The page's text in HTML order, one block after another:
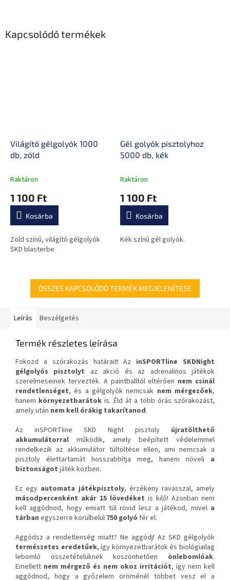
Kapcsolódó termékek
Világító gélgolyók 1000
db, zöld
Raktáron
1 100 Ft
Kosárba
Zöld színű, világító gélgolyók
SKD blasterbe
Gél golyók pisztolyhoz
5000 db, kék
Raktáron
1 100 Ft
Kosárba
Kék színű gél golyók.
ÖSSZES KAPCSOLÓDÓ TERMÉK MEGJELENÍTÉSE
Leírás Beszélgetés
Termék részletes leírása
Fokozd a szórakozás határait! Az inSPORTline SKDNight
gélgolyós pisztolyt az akció és az adrenalinos játékok
szerelmeseinek tervezték. A paintballtól eltérően nem csinál
rendetlenséget, és a gélgolyók nemcsak nem mérgezőek,
hanem környezetbarátok is. Éld át a több órás szórakozást,
amely után nem kell órákig takarítanod.
Az inSPORTline SKD Night pisztoly újratölthető
akkumulátorral működik, amely beépített védelemmel
rendelkezik az akkumulátor túltöltése ellen, ami nemcsak a
pisztoly élettartamát hosszabbítja meg, hanem növeli a
biztonságot játék közben.
Ez egy automata játékpisztoly, érzékeny ravasszal, amely
másodpercenként akár 15 lövedéket is kilő! Azonban nem
kell aggódnod, hogy emiatt túl rövid lesz a játékod, mivel a
tárban egyszerre körülbelül 750 golyó fér el.
Aggódsz a rendetlenség miatt? Ne aggódj! Az SKD gélgolyók
természetes eredetűek, így környezetbarátok és biológiailag
lebomló összetételüknek köszönhetően önlebomlóak.
Emellett nem mérgező és nem okoz irritációt, így nem kell
aggódnod, hogy a győzelem öröménél többet vesz el a